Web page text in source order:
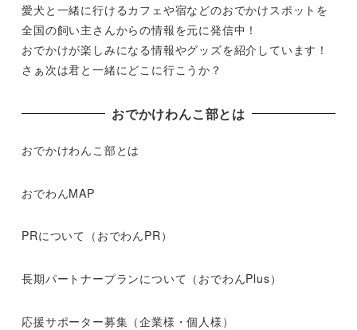
愛犬と一緒に行けるカフェや宿などのおでかけスポットを
全国の飼い主さんからの情報を元に発信中！
おでかけが楽しみになる情報やグッズを紹介しています！
さぁ次は君と一緒にどこに行こうか？
おでかけわんこ部とは
おでかけわんこ部とは
おでわんMAP
PRについて（おでわんPR）
長期パートナープランについて（おでわんPlus）
応援サポーター募集（企業様・個人様）